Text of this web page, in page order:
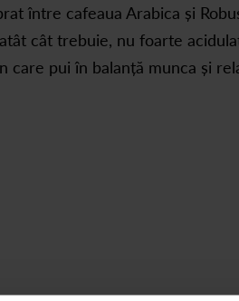
între cafeaua Arabica și
cât trebuie, nu foarte
care pui în balanță munca și